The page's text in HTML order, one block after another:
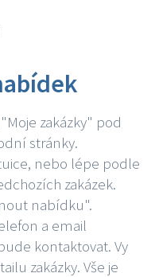
zakázky" pod
stránky.
nebo lépe podle
zakázek.
nabídku".
a email
kontaktovat. Vy
zakázky. Vše je